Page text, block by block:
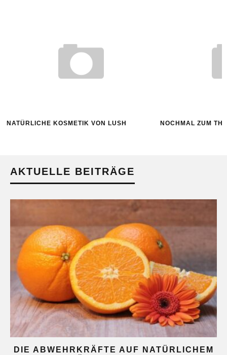
NATÜRLICHE KOSMETIK VON LUSH NOCHMAL ZUM
AKTUELLE BEITRÄGE
DIE ABWEHRKRÄFTE AUF NATÜRLICHEM